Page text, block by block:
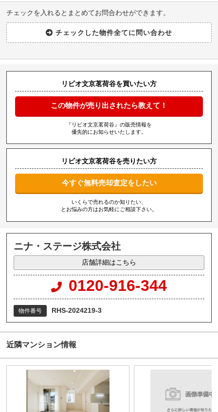
チェックを入れるとまとめてお問合わせができます。
リビオ文京茗荷谷を買いたい方
この物件が売り出されたら教えて！
『リビオ文京茗荷谷』の販売情報を
優先的にお知らせいたします。
リビオ文京茗荷谷を売りたい方
今すぐ無料売却査定をしたい
いくらで売れるのか知りたい、
とお悩みの方はお気軽にご相談下さい。
ニナ・ステージ株式会社
店舗詳細はこちら
0120-916-344
物件番号 RHS-2024219-3
近隣マンション情報